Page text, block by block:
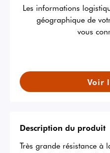
Les informations
géographique de
vous
Voir
Description du produit
Très grande résistance à